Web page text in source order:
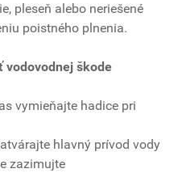
pleseň alebo neriešené
poistného plnenia.
vodovodnej škode
vymieňajte hadice pri
hlavný prívod vody
zazimujte